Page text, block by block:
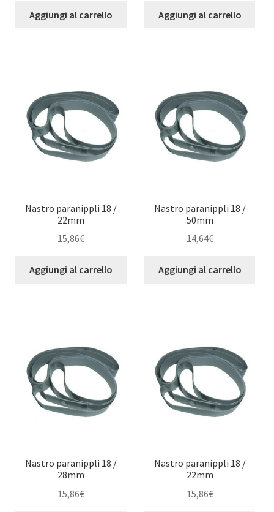
Aggiungi al carrello Aggiungi al carrello
Nastro paranippli 18 /
22mm
15,86€
Aggiungi al carrello
Nastro paranippli 18 /
50mm
14,64€
Aggiungi al carrello
Nastro paranippli 18 /
28mm
15,86€
Nastro paranippli 18 /
22mm
15,86€